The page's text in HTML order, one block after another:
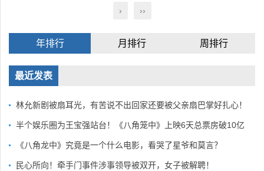
› ››
年排行 月排行 周排行
最近发表
林允新剧被扇耳光，有苦说不出回家还要被父亲扇巴掌好扎心！
半个娱乐圈为王宝强站台！《八角笼中》上映6天总票房破10亿
《八角龙中》究竟是一个什么电影，看哭了星爷和莫言？
民心所向！牵手门事件涉事领导被双开，女子被解聘！